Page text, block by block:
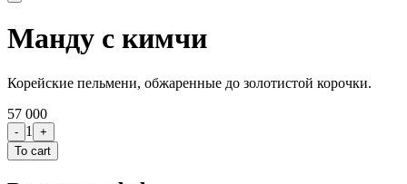
Манду с кимчи
Корейские пельмени, обжаренные до золотистой корочки.
57 000
- 1
+
To cart